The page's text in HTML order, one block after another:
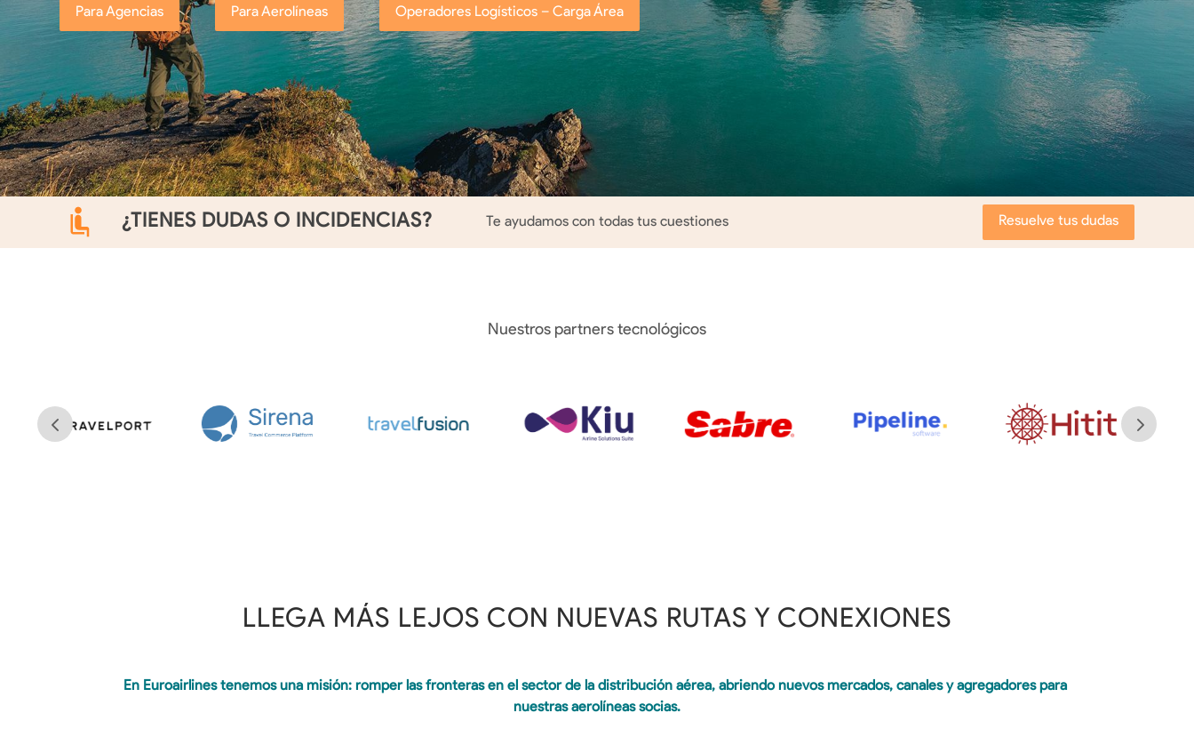
Para Agencias Para Aerolíneas Operadores Logísticos – Carga Área
¿TIENES DUDAS O INCIDENCIAS? Te ayudamos con todas tus cuestiones Resuelve tus dudas
Nuestros partners tecnológicos
LLEGA MÁS LEJOS CON NUEVAS RUTAS Y CONEXIONES
En Euroairlines tenemos una misión: romper las fronteras en el sector de la distribución aérea, abriendo nuevos mercados, canales y agregadores para
nuestras aerolíneas socias.